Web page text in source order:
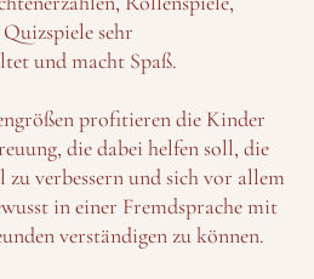
sehr
und macht Spaß.
profitieren die Kinder
die dabei helfen soll, die
zu verbessern und sich vor allem
in einer Fremdsprache mit
verständigen zu können.